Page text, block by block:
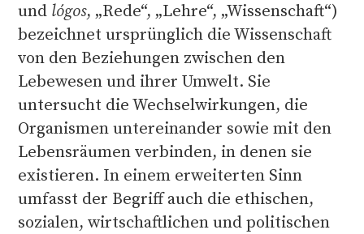
und lógos, „Rede“, „Lehre“, „Wissenschaft“)
bezeichnet ursprünglich die Wissenschaft
von den Beziehungen zwischen den
Lebewesen und ihrer Umwelt. Sie
untersucht die Wechselwirkungen, die
Organismen untereinander sowie mit den
Lebensräumen verbinden, in denen sie
existieren. In einem erweiterten Sinn
umfasst der Begriff auch die ethischen,
sozialen, wirtschaftlichen und politischen